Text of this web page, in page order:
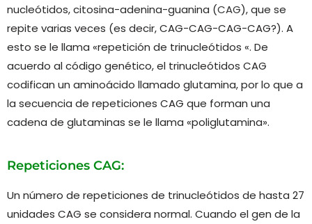
nucleótidos, citosina-adenina-guanina (CAG), que se
repite varias veces (es decir, CAG-CAG-CAG-CAG?). A
esto se le llama «repetición de trinucleótidos «. De
acuerdo al código genético, el trinucleótidos CAG
codifican un aminoácido llamado glutamina, por lo que a
la secuencia de repeticiones CAG que forman una
cadena de glutaminas se le llama «poliglutamina».
Repeticiones CAG:
Un número de repeticiones de trinucleótidos de hasta 27
unidades CAG se considera normal. Cuando el gen de la